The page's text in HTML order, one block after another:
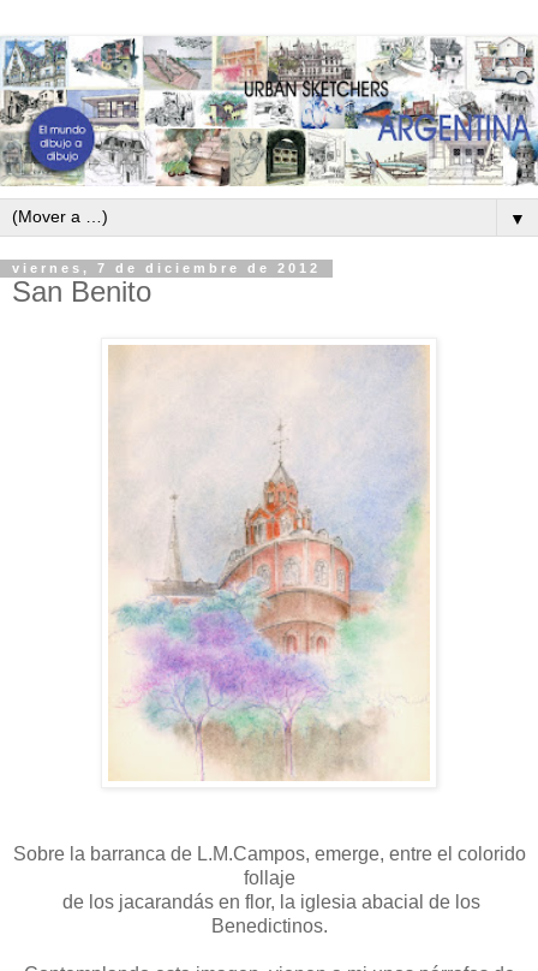
▼
viernes, 7 de diciembre de 2012
San Benito
Sobre la barranca de L.M.Campos, emerge, entre el colorido
follaje
de los jacarandás en flor, la iglesia abacial de los
Benedictinos.